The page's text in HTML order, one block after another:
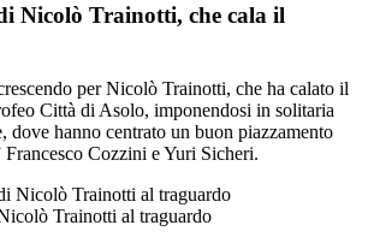
Nicolò Trainotti, che cala il
per Nicolò Trainotti, che ha calato il
Città di Asolo, imponendosi in solitaria
dove hanno centrato un buon piazzamento
Cozzini e Yuri Sicheri.
Trainotti al traguardo